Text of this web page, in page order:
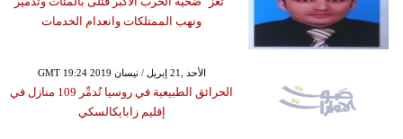
ونهب الممتلكات وانعدام الخدمات
GMT 19:24 2019 الأحد ,21 إبريل / نيسان
الحرائق الطبيعية في روسيا تُدمِّر 109 منازل في
إقليم زابايكالسكي